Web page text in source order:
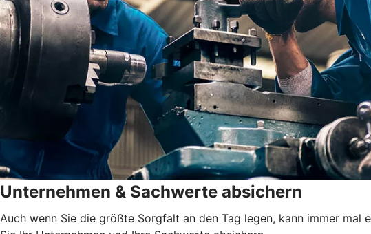
Unternehmen & Sachwerte absichern
Auch wenn Sie die größte Sorgfalt an den Tag legen, kann immer mal